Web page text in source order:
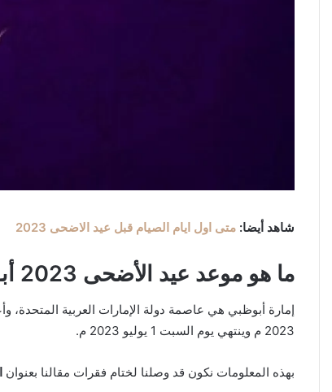
شاهد أيضا: متى اول ايام الصيام قبل عيد الاضحى 2023
ما هو موعد عيد الأضحى 2023 أبوظبي
2023 م وينتهي يوم السبت 1 يوليو 2023 م.
بهذه المعلومات نكون قد وصلنا لختام فقرات مقالنا بعنوان